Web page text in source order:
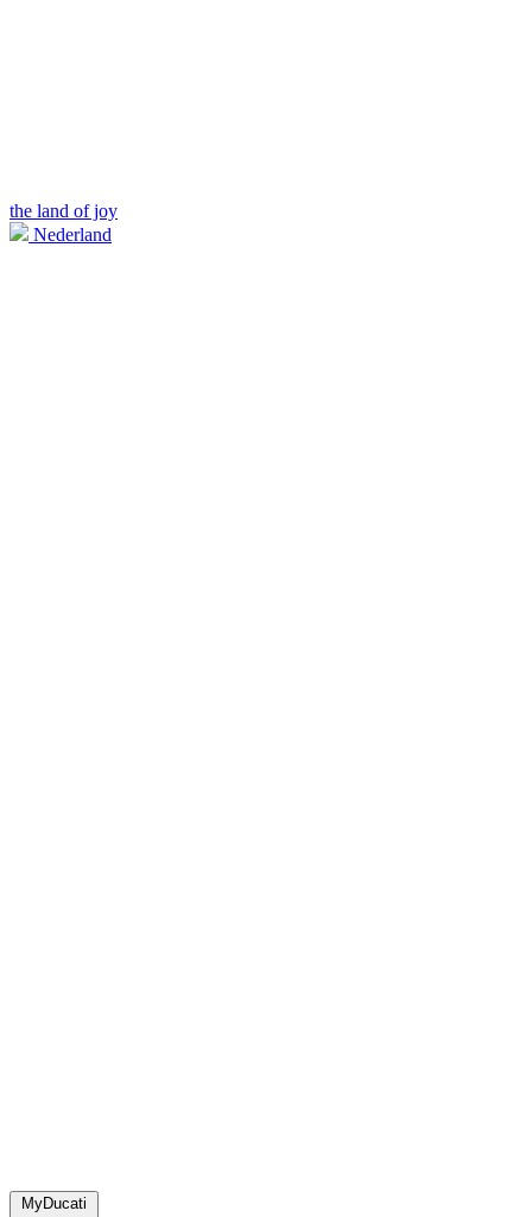
the land of joy
Nederland
MyDucati